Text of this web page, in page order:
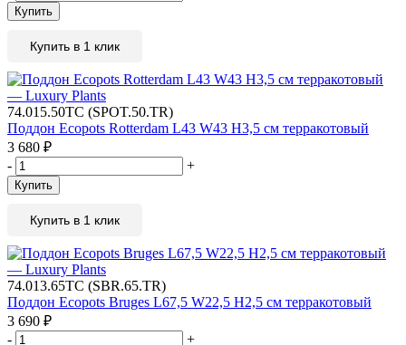
Купить
Купить в 1 клик
74.015.50TC (SPOT.50.TR)
Поддон Ecopots Rotterdam L43 W43 H3,5 см терракотовый
3 680 ₽
-
+
Купить
Купить в 1 клик
74.013.65TC (SBR.65.TR)
Поддон Ecopots Bruges L67,5 W22,5 H2,5 см терракотовый
3 690 ₽
-
+